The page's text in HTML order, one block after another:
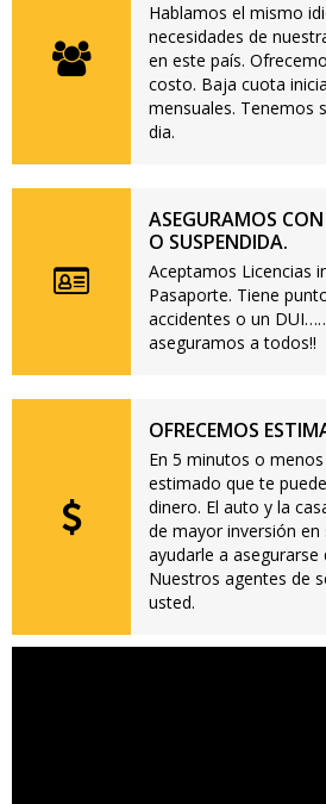
Hablamos el mismo
necesidades de
en este país.
costo. Baja cuota
mensuales. Tenemos
dia.
ASEGURAMOS
O SUSPENDIDA.
Aceptamos Licencias
Pasaporte. Tiene
accidentes o un
aseguramos a todos!!
OFRECEMOS
En 5 minutos o
estimado que te
dinero. El auto y la
de mayor inversión
ayudarle a
Nuestros agentes de
usted.